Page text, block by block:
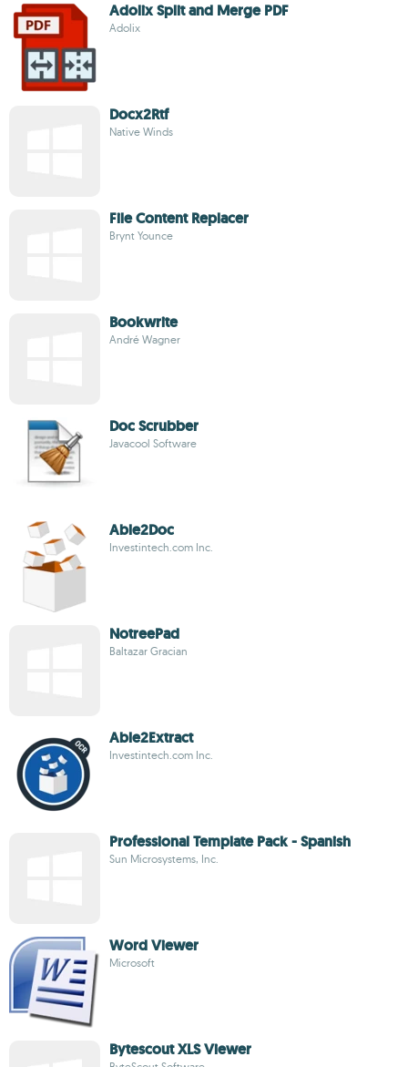
Adolix Split and Merge PDF
Adolix
Docx2Rtf
Native Winds
File Content Replacer
Brynt Younce
Bookwrite
André Wagner
Doc Scrubber
Javacool Software
Able2Doc
Investintech.com Inc.
NotreePad
Baltazar Gracian
Able2Extract
Investintech.com Inc.
Professional Template Pack - Spanish
Sun Microsystems, Inc.
Word Viewer
Microsoft
Bytescout XLS Viewer